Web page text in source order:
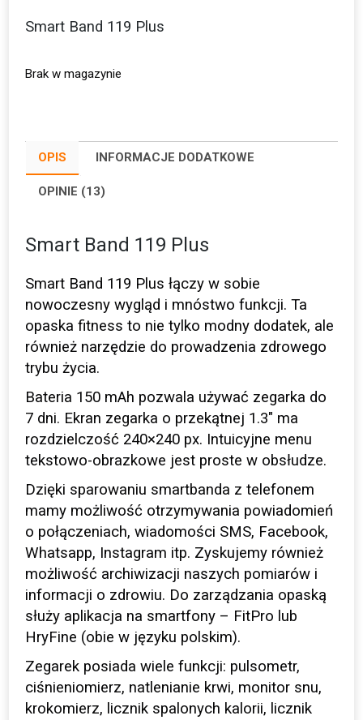
Smart Band 119 Plus
Brak w magazynie
OPIS INFORMACJE DODATKOWE
OPINIE (13)
Smart Band 119 Plus
Smart Band 119 Plus łączy w sobie
nowoczesny wygląd i mnóstwo funkcji. Ta
opaska fitness to nie tylko modny dodatek, ale
również narzędzie do prowadzenia zdrowego
trybu życia.
Bateria 150 mAh pozwala używać zegarka do
7 dni. Ekran zegarka o przekątnej 1.3″ ma
rozdzielczość 240×240 px. Intuicyjne menu
tekstowo-obrazkowe jest proste w obsłudze.
Dzięki sparowaniu smartbanda z telefonem
mamy możliwość otrzymywania powiadomień
o połączeniach, wiadomości SMS, Facebook,
Whatsapp, Instagram itp. Zyskujemy również
możliwość archiwizacji naszych pomiarów i
informacji o zdrowiu. Do zarządzania opaską
służy aplikacja na smartfony – FitPro lub
HryFine (obie w języku polskim).
Zegarek posiada wiele funkcji: pulsometr,
ciśnieniomierz, natlenianie krwi, monitor snu,
krokomierz, licznik spalonych kalorii, licznik